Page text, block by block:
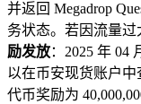
并返回 Megadrop
务状态。若因流量过
励发放：2025 年 04
以在币安现货账户中
代币奖励为